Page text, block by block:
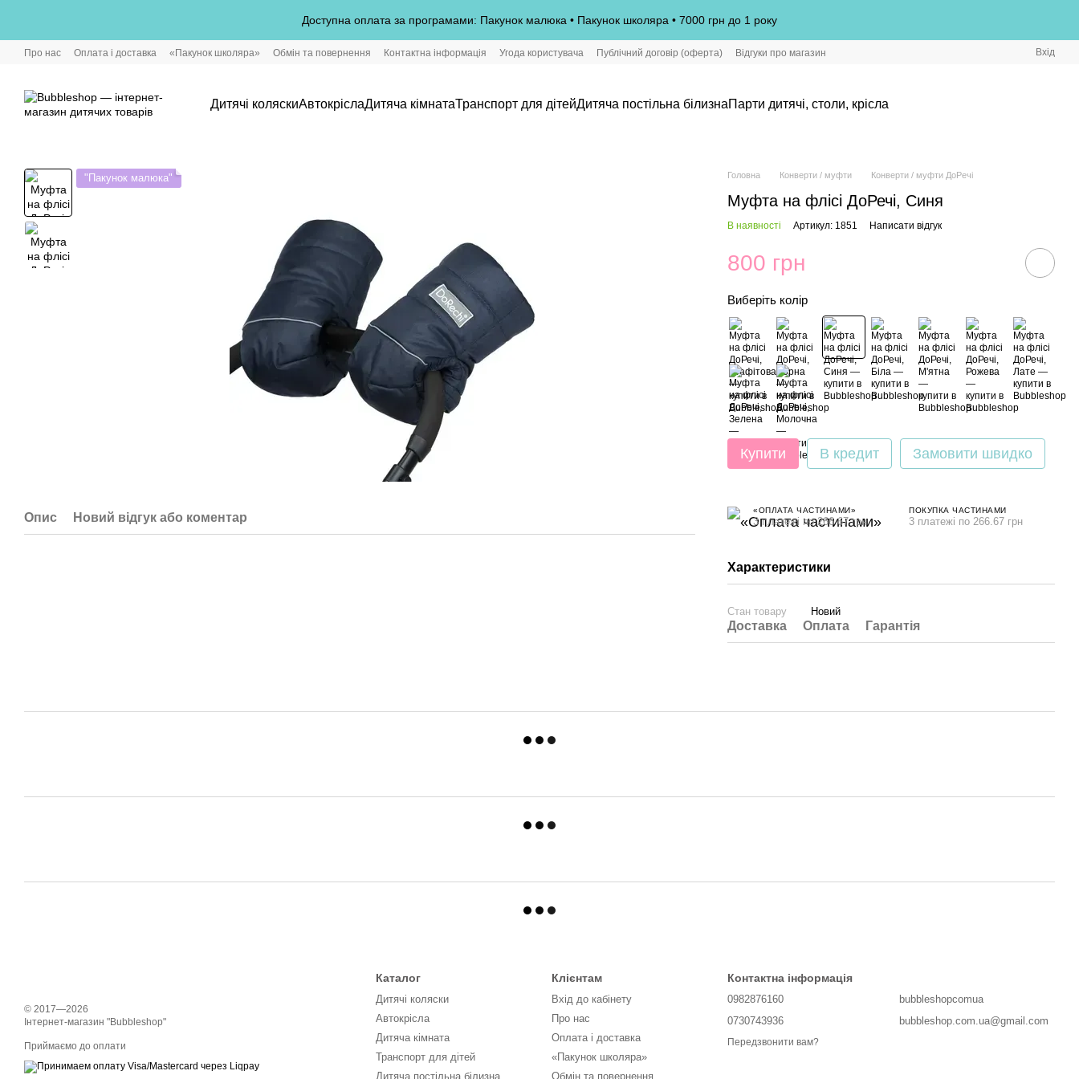
Доступна оплата за програмами: Пакунок малюка • Пакунок школяра • 7000 грн до 1 року
Про нас Оплата і доставка «Пакунок школяра» Обмін та повернення Контактна інформація Угода користувача Публічний договір (оферта) Відгуки про магазин Вхід
Дитячі коляскиАвтокріслаДитяча кімнатаТранспорт для дітейДитяча постільна білизнаПарти дитячі, столи, крісла
"Пакунок малюка"
Опис Новий відгук або коментар
Головна Конверти / муфти Конверти / муфти ДоРечі
Муфта на флісі ДоРечі, Синя
В наявності Артикул: 1851 Написати відгук
800 грн
Виберіть колір
Купити В кредит Замовити швидко
«ОПЛАТА ЧАСТИНАМИ»
3 платежі по 266.67 грн
ПОКУПКА ЧАСТИНАМИ
3 платежі по 266.67 грн
Характеристики
Стан товару Новий
Доставка Оплата Гарантія
© 2017—2026
Інтернет-магазин "Bubbleshop"
Приймаємо до оплати
Каталог
Дитячі коляски
Автокрісла
Дитяча кімната
Транспорт для дітей
Дитяча постільна білизна
Клієнтам
Вхід до кабінету
Про нас
Оплата і доставка
«Пакунок школяра»
Обмін та повернення
Контактна інформація
0982876160
0730743936
Передзвонити вам?
bubbleshopcomua
bubbleshop.com.ua@gmail.com